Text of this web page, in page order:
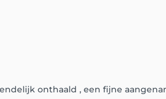
onthaald , een fijne